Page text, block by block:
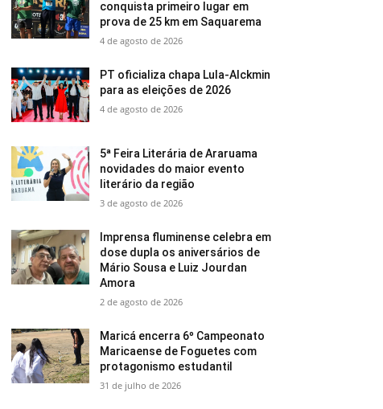
conquista primeiro lugar em
prova de 25 km em Saquarema
4 de agosto de 2026
PT oficializa chapa Lula-Alckmin
para as eleições de 2026
4 de agosto de 2026
5ª Feira Literária de Araruama
novidades do maior evento
literário da região
3 de agosto de 2026
Imprensa fluminense celebra em
dose dupla os aniversários de
Mário Sousa e Luiz Jourdan
Amora
2 de agosto de 2026
Maricá encerra 6º Campeonato
Maricaense de Foguetes com
protagonismo estudantil
31 de julho de 2026